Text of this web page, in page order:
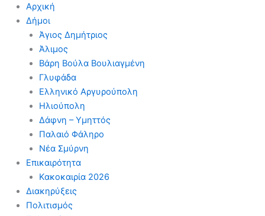
Αρχική
Δήμοι
Άγιος Δημήτριος
Άλιμος
Βάρη Βούλα Βουλιαγμένη
Γλυφάδα
Ελληνικό Αργυρούπολη
Ηλιούπολη
Δάφνη – Υμηττός
Παλαιό Φάληρο
Νέα Σμύρνη
Επικαιρότητα
Κακοκαιρία 2026
Διακηρύξεις
Πολιτισμός